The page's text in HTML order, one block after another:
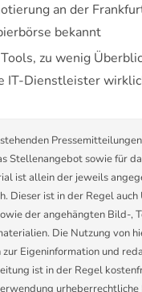
an der
bekannt
zu wenig
IT-Dienstleister
Stellenangebot sowie für
ist allein der jeweils
Dieser ist in der Regel auch
der angehängten Bild-,
Die Nutzung von
zur Eigeninformation und
ist in der Regel
urheberrechtliche